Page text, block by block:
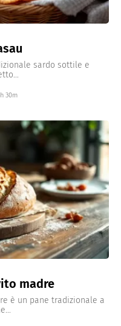
sardo sottile e
30m
madre
è un pane tradizionale a